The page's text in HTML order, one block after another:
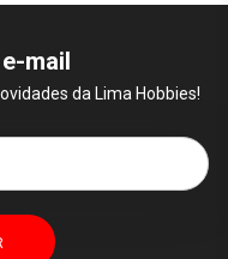
mail
da Lima Hobbies!